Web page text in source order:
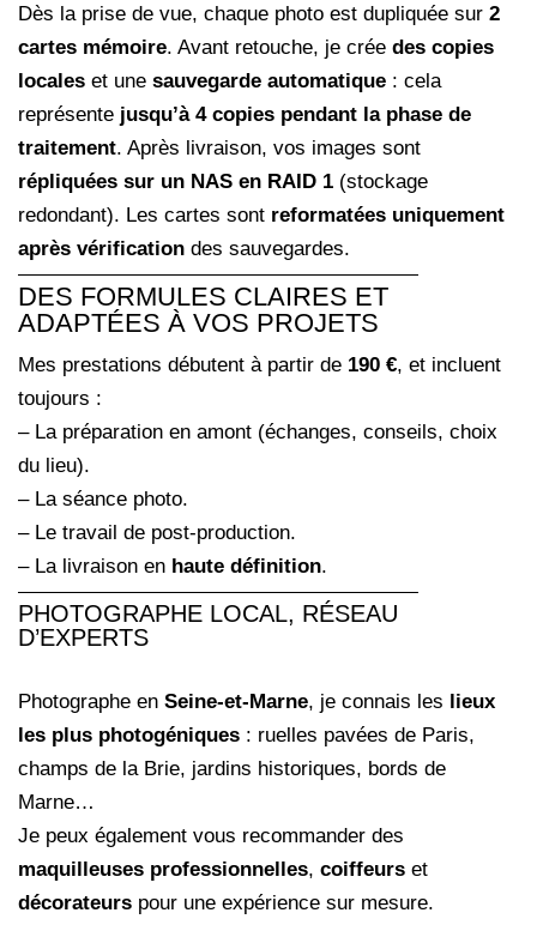
Dès la prise de vue, chaque photo est dupliquée sur 2
cartes mémoire. Avant retouche, je crée des copies
locales et une sauvegarde automatique : cela
représente jusqu’à 4 copies pendant la phase de
traitement. Après livraison, vos images sont
répliquées sur un NAS en RAID 1 (stockage
redondant). Les cartes sont reformatées uniquement
après vérification des sauvegardes.
DES FORMULES CLAIRES ET
ADAPTÉES À VOS PROJETS
Mes prestations débutent à partir de 190 €, et incluent
toujours :
– La préparation en amont (échanges, conseils, choix
du lieu).
– La séance photo.
– Le travail de post-production.
– La livraison en haute définition.
PHOTOGRAPHE LOCAL, RÉSEAU
D’EXPERTS
Photographe en Seine-et-Marne, je connais les lieux
les plus photogéniques : ruelles pavées de Paris,
champs de la Brie, jardins historiques, bords de
Marne…
Je peux également vous recommander des
maquilleuses professionnelles, coiffeurs et
décorateurs pour une expérience sur mesure.